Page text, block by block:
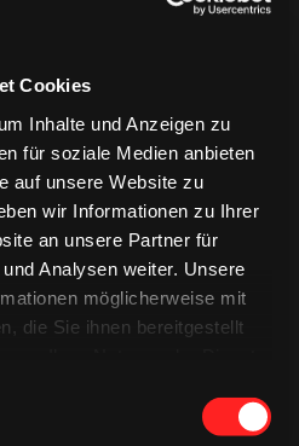
Cookies
Inhalte und Anzeigen zu
für soziale Medien anbieten
auf unsere Website zu
wir Informationen zu Ihrer
an unsere Partner für
Analysen weiter. Unsere
möglicherweise mit
die Sie ihnen bereitgestellt
& CO
& CO
& CO